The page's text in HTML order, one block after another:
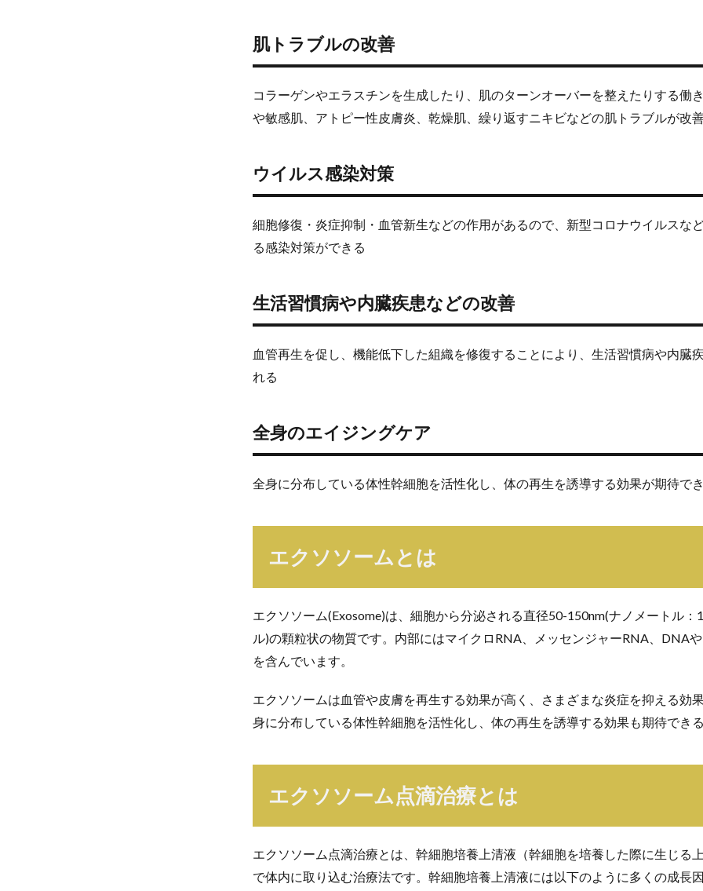
肌トラブルの改善
コラーゲンやエラスチンを生成したり、肌のターンオーバーを整えたりする働
や敏感肌、アトピー性皮膚炎、乾燥肌、繰り返すニキビなどの肌トラブルが改
ウイルス感染対策
細胞修復・炎症抑制・血管新生などの作用があるので、新型コロナウイルスな
る感染対策ができる
生活習慣病や内臓疾患などの改善
血管再生を促し、機能低下した組織を修復することにより、生活習慣病や内臓
れる
全身のエイジングケア
全身に分布している体性幹細胞を活性化し、体の再生を誘導する効果が期待で
エクソソームとは
エクソソーム(Exosome)は、細胞から分泌される直径50-150nm(ナノメートル：
ル)の顆粒状の物質です。内部にはマイクロRNA、メッセンジャーRNA、DNA
を含んでいます。
エクソソームは血管や皮膚を再生する効果が高く、さまざまな炎症を抑える効
身に分布している体性幹細胞を活性化し、体の再生を誘導する効果も期待できる
エクソソーム点滴治療とは
エクソソーム点滴治療とは、幹細胞培養上清液（幹細胞を培養した際に生じる
で体内に取り込む治療法です。幹細胞培養上清液には以下のように多くの成長